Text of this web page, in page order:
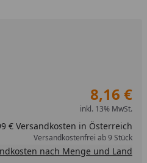
verringern
manuell eingeben
um eins erhöhen
8,16 €
inkl. 13% MwSt.
€ Versandkosten in Österreich
Versandkostenfrei ab 9 Stück
nach Menge und Land